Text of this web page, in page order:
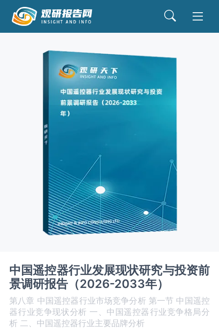
中国遥控器行业发展现状研究与投资前
景调研报告（2026-2033年）
第八章 中国遥控器‌‌‌行业市场竞争分析 第一节 中国遥控
器‌‌‌行业竞争现状分析 一、中国遥控器‌‌‌行业竞争格局分
析 二、中国遥控器行业主要品牌分析